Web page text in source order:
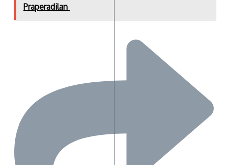
Praperadilan